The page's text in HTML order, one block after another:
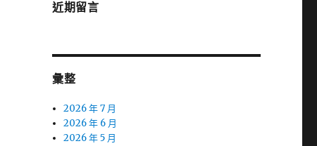
近期留言
彙整
2026 年 7 月
2026 年 6 月
2026 年 5 月